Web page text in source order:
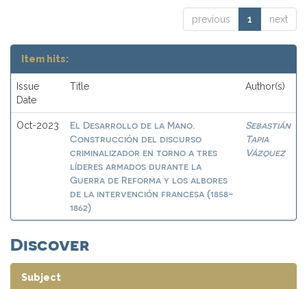
previous 1 next
Item hits:
Issue
Date
Title Author(s)
Oct-2023
El Desarrollo de la Mano.
Construcción del discurso
criminalizador en torno a tres
líderes armados durante la
Guerra de Reforma y los albores
de la intervención francesa (1858-
1862)
Sebastián
Tapia
Vázquez
Discover
Subject